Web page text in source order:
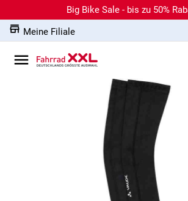
Big Bike Sale - bis zu 50%
Meine Filiale